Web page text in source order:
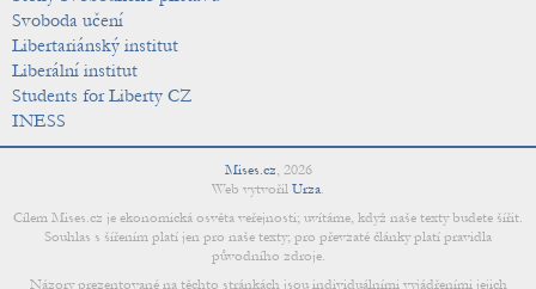
Svoboda učení
Libertariánský institut
Liberální institut
Students for Liberty CZ
INESS
Mises.cz, 2026
Web vytvořil Urza.
Cílem Mises.cz je ekonomická osvěta veřejnosti; uvítáme, když naše texty budete šířit.
Souhlas s šířením platí jen pro naše texty; pro převzaté články platí pravidla
původního zdroje.
Názory prezentované na těchto stránkách jsou individuálními vyjádřeními jejich